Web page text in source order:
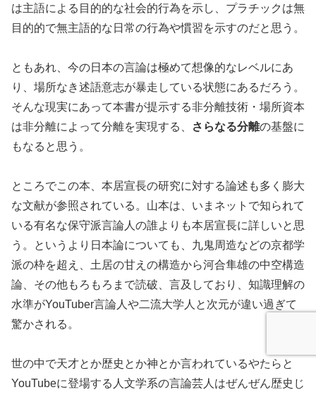
は主語による目的的な社会的行為を示し、プラチックは無
目的的で無主語的な日常の行為や慣習を示すのだと思う。
ともあれ、今の日本の言論は極めて想像的なレベルにあ
り、場所なき述語意志が暴走している状態にあるだろう。
そんな現実にあって本書が提示する非分離技術・場所資本
は非分離によって分離を実現する、
さらなる分離の基盤に
もなると思う。
ところでこの本、本居宣長の研究に対する論述も多く膨大
な文献が参照されている。山本は、いまネットで知られて
いる有名な保守派言論人の誰よりも本居宣長に詳しいと思
う。というより日本論についても、九鬼周造などの京都学
派の枠を超え、土居の甘えの構造から河合隼雄の中空構造
論、その他もろもろまで読破、言及しており、知識理解の
水準がYouTuber言論人や二流大学人と次元が違い過ぎて
驚かされる。
世の中で天才とか歴史とか神とか言われているやたらと
YouTubeに登場する人文学系の言論芸人はぜんぜん歴史じ